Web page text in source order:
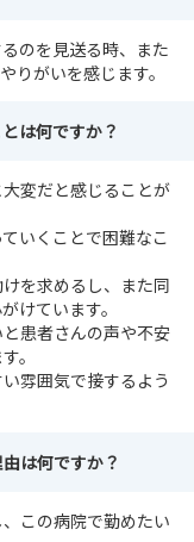
のを見送る時、また
りがいを感じます。
は何ですか？
変だと感じることが
いくことで困難なこ
を求めるし、また同
けています。
患者さんの声や不安
。
雰囲気で接するよう
は何ですか？
この病院で勤めたい